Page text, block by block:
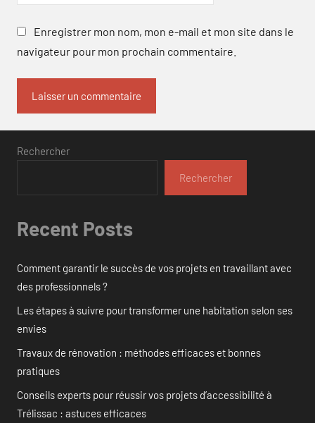
Enregistrer mon nom, mon e-mail et mon site dans le
navigateur pour mon prochain commentaire.
Rechercher
Rechercher
Recent Posts
Comment garantir le succès de vos projets en travaillant avec
des professionnels ?
Les étapes à suivre pour transformer une habitation selon ses
envies
Travaux de rénovation : méthodes efficaces et bonnes
pratiques
Conseils experts pour réussir vos projets d’accessibilité à
Trélissac : astuces efficaces